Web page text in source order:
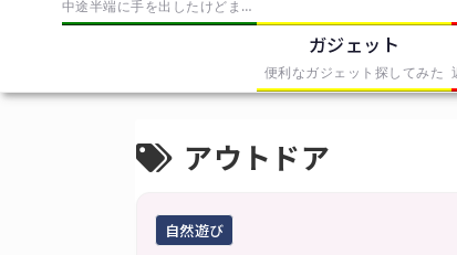
中途半端に手を出したけどまとめきれなかったものを無理やりまとめたもの
ガジェット
便利なガジェット探してみた
アウトドア
自然遊び